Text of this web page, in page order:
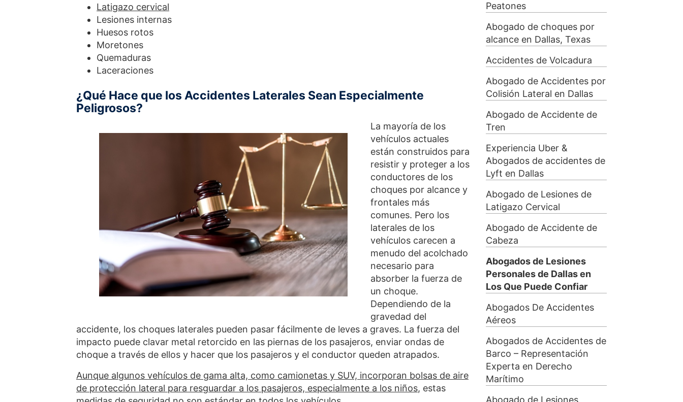
Latigazo cervical
Lesiones internas
Huesos rotos
Moretones
Quemaduras
Laceraciones
¿Qué Hace que los Accidentes Laterales Sean Especialmente
Peligrosos?
La mayoría de los
vehículos actuales
están construidos para
resistir y proteger a los
conductores de los
choques por alcance y
frontales más
comunes. Pero los
laterales de los
vehículos carecen a
menudo del acolchado
necesario para
absorber la fuerza de
un choque.
Dependiendo de la
gravedad del
accidente, los choques laterales pueden pasar fácilmente de leves a graves. La fuerza del
impacto puede clavar metal retorcido en las piernas de los pasajeros, enviar ondas de
choque a través de ellos y hacer que los pasajeros y el conductor queden atrapados.
Aunque algunos vehículos de gama alta, como camionetas y SUV, incorporan bolsas de aire
de protección lateral para resguardar a los pasajeros, especialmente a los niños, estas
Peatones
Abogado de choques por
alcance en Dallas, Texas
Accidentes de Volcadura
Abogado de Accidentes por
Colisión Lateral en Dallas
Abogado de Accidente de
Tren
Experiencia Uber &
Abogados de accidentes de
Lyft en Dallas
Abogado de Lesiones de
Latigazo Cervical
Abogado de Accidente de
Cabeza
Abogados de Lesiones
Personales de Dallas en
Los Que Puede Confiar
Abogados De Accidentes
Aéreos
Abogados de Accidentes de
Barco – Representación
Experta en Derecho
Marítimo
Abogado de Lesiones